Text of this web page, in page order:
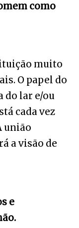
como
muito
O papel do
do lar e/ou
cada vez
união
a visão de
e